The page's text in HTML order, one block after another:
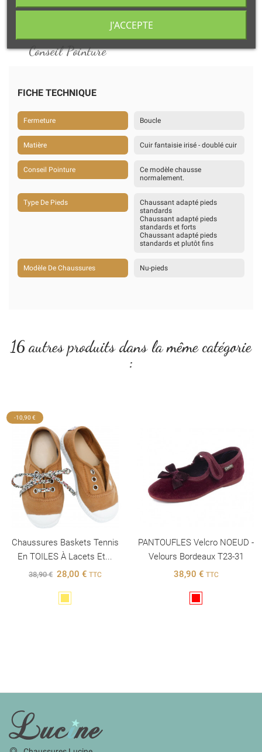
Détails du produit
Conseil Pointure
FICHE TECHNIQUE
Fermeture Boucle
Matière Cuir fantaisie irisé - doublé cuir
Conseil Pointure
Ce modèle chausse
normalement.
Type De Pieds
Chaussant adapté pieds
standards
Chaussant adapté pieds
standards et forts
Chaussant adapté pieds
standards et plutôt fins
Modèle De Chaussures Nu-pieds
16 autres produits dans la même catégorie
:
-10,90 €
Chaussures Baskets Tennis
En TOILES À Lacets Et...
38,90 € 28,00 € TTC
PANTOUFLES Velcro NOEUD -
Velours Bordeaux T23-31
38,90 € TTC
INFORMATIONS
J'ACCEPTE